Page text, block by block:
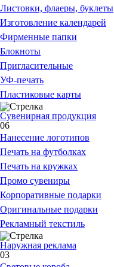
Листовки, флаеры, буклеты
Изготовление календарей
Фирменные папки
Блокноты
Пригласительные
УФ-печать
Пластиковые карты
Сувенирная продукция
06
Нанесение логотипов
Печать на футболках
Печать на кружках
Промо сувениры
Корпоративные подарки
Оригинальные подарки
Рекламный текстиль
Наружная реклама
03